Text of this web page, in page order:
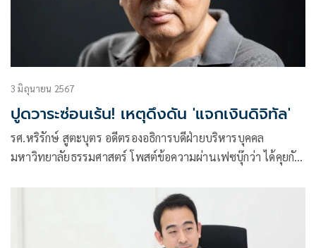
3 มิถุนายน 2567
ปูดวาระซ่อนเร้น! เหตุดึงดัน 'แจกเงินดิจิทัล'
รศ.หริรักษ์ สูตะบุตร อดีตรองอธิการบดีฝ่ายบริหารบุคคล
มหาวิทยาลัยธรรมศาสตร์ โพสต์ข้อความผ่านเฟซบุ๊กว่า ได้คุยกับ